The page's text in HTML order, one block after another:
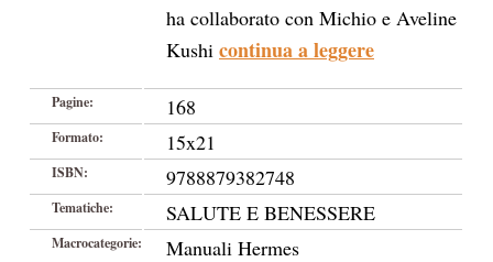
ha collaborato con Michio e Aveline
Kushi continua a leggere
Pagine: 168
Formato: 15x21
ISBN: 9788879382748
Tematiche: SALUTE E BENESSERE
Macrocategorie: Manuali Hermes